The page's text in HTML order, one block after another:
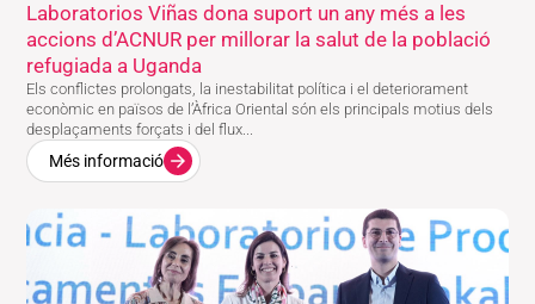
Laboratorios Viñas dona suport un any més a les
accions d’ACNUR per millorar la salut de la població
refugiada a Uganda
Els conflictes prolongats, la inestabilitat política i el deteriorament
econòmic en països de l’Àfrica Oriental són els principals motius dels
desplaçaments forçats i del flux...
Més informació